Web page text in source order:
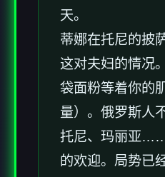
天。
蒂娜在托尼的披
这对夫妇的情况
袋面粉等着你的
量）。俄罗斯人
托尼、玛丽亚
的欢迎。局势已